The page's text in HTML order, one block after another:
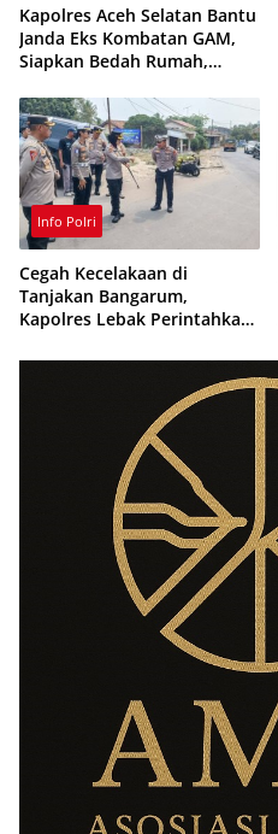
Kapolres Aceh Selatan Bantu
Janda Eks Kombatan GAM,
Siapkan Bedah Rumah,
Usaha
Info Polri
Cegah Kecelakaan di
Tanjakan Bangarum,
Kapolres Lebak Perintahkan
Lintas